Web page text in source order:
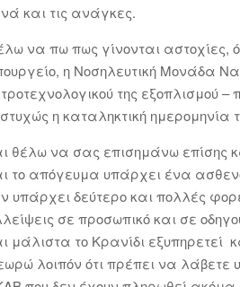
και τις ανάγκες.
να πω πως γίνονται αστοχίες,
η Νοσηλευτική Μονάδα
της εξοπλισμού
η καταληκτική ημερομηνία
θέλω να σας επισημάνω επίσης
το απόγευμα υπάρχει ένα
υπάρχει δεύτερο και πολλές
σε προσωπικό και σε
μάλιστα το Κρανίδι εξυπηρετεί
λοιπόν ότι πρέπει να